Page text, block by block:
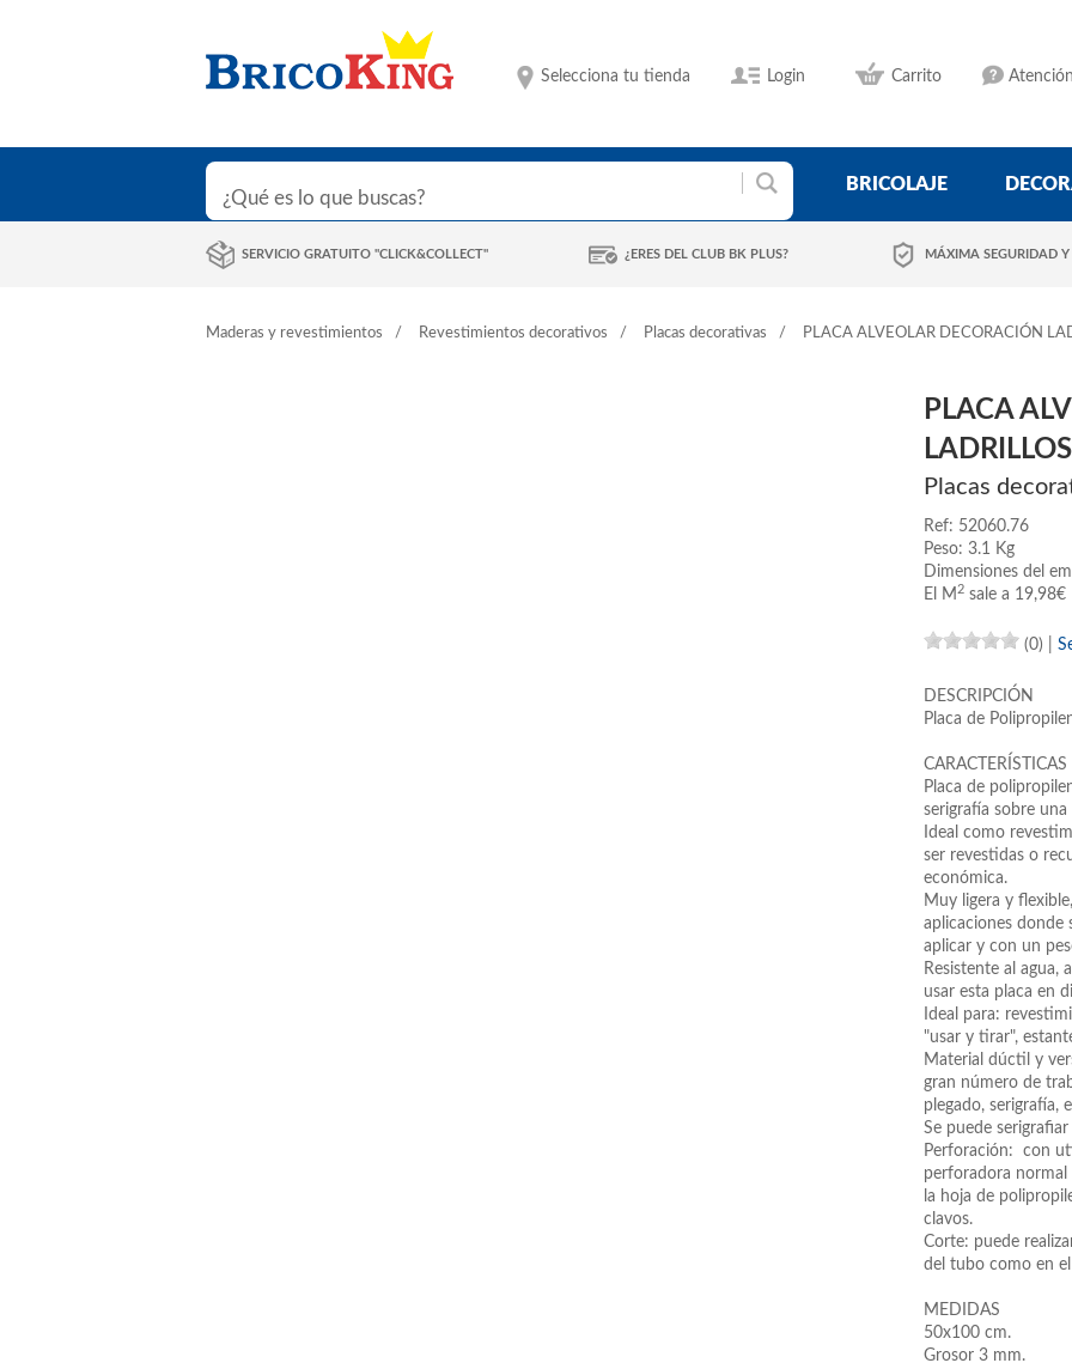
Selecciona tu tienda Login Carrito
BRICOLAJE
SERVICIO GRATUITO "CLICK&COLLECT" ¿ERES DEL CLUB BK PLUS? MÁXIMA SEGURIDAD
Maderas y revestimientos Revestimientos decorativos Placas decorativas PLACA ALVEOLAR DECORACIÓN
PLACA
Placas
Ref: 52060.76
Peso: 3.1 Kg
Dimensiones del
El M 2 sale a 19,98€
(0)
DESCRIPCIÓN
Placa de
CARACTERÍSTICAS
Placa de
serigrafía sobre una
Ideal como
ser revestidas o
económica.
Muy ligera y
aplicaciones donde
aplicar y con un
Resistente al agua,
usar esta placa en
Ideal para:
"usar y tirar",
Material dúctil y
gran número de
plegado, serigrafía,
Se puede
Perforación: con
perforadora normal
la hoja de
clavos.
Corte: puede
del tubo como en
MEDIDAS
50x100 cm.
Grosor 3 mm.